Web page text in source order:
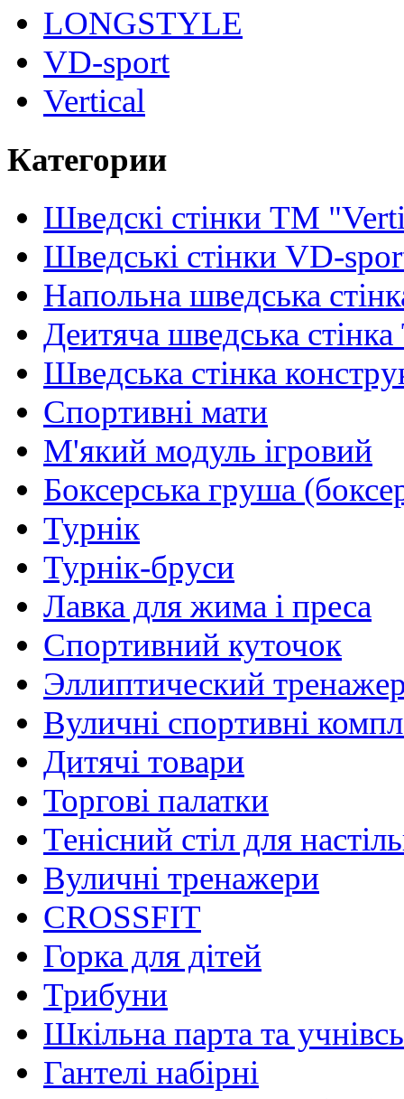
LONGSTYLE
VD-sport
Vertical
Категории
Шведскі стінки TM
Шведські стінки VD-
Напольна шведська
Деитяча шведська
Шведська стінка
Спортивні мати
М'який модуль ігровий
Боксерська груша
Турнік
Турнік-бруси
Лавка для жима і преса
Спортивний куточок
Эллиптический
Вуличні спортивні
Дитячі товари
Торгові палатки
Тенісний стіл для
Вуличні тренажери
CROSSFIT
Горка для дітей
Трибуни
Шкільна парта та
Гантелі набірні